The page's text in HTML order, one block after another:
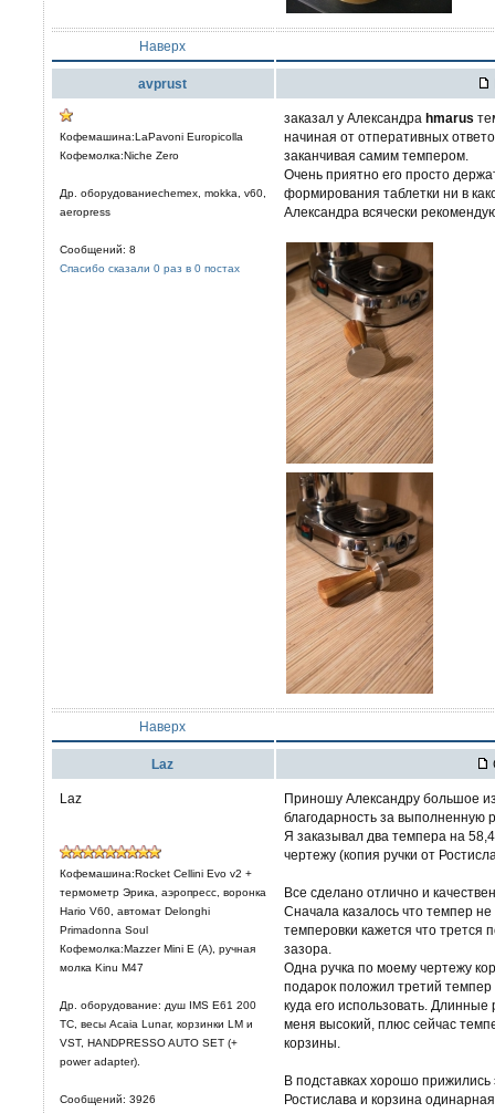
Наверх
avprust
Кофемашина:LaPavoni Europicolla
Кофемолка:Niche Zero
Др. оборудованиеchemex, mokka, v60,
aeropress
Сообщений: 8
Спасибо сказали 0 раз в 0 постах
заказал у Александра hmarus
начиная от отперативных
заканчивая самим темпером.
Очень приятно его просто
формирования таблетки ни в
Александра всячески
Наверх
Laz
Laz
Кофемашина:Rocket Cellini Evo v2 +
термометр Эрика, аэропресс, воронка
Hario V60, автомат Delonghi
Primadonna Soul
Кофемолка:Mazzer Mini E (A), ручная
молка Kinu M47
Др. оборудование: душ IMS E61 200
TC, весы Acaia Lunar, корзинки LM и
VST, HANDPRESSO AUTO SET (+
power adapter).
Сообщений: 3926
Приношу Александру большое
благодарность за выполненную
Я заказывал два темпера на
чертежу (копия ручки от
Все сделано отлично и
Сначала казалось что темпер не
темперовки кажется что трется
зазора.
Одна ручка по моему чертежу
подарок положил третий
куда его использовать.
меня высокий, плюс сейчас
корзины.
В подставках хорошо
Ростислава и корзина